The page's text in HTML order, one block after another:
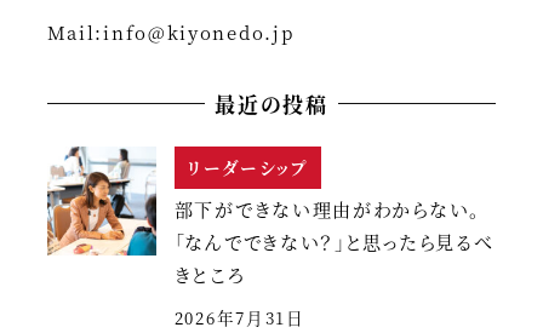
Mail:info@kiyonedo.jp
最近の投稿
リーダーシップ
部下ができない理由がわからない。
「なんでできない？」と思ったら見るべ
きところ
2026年7月31日